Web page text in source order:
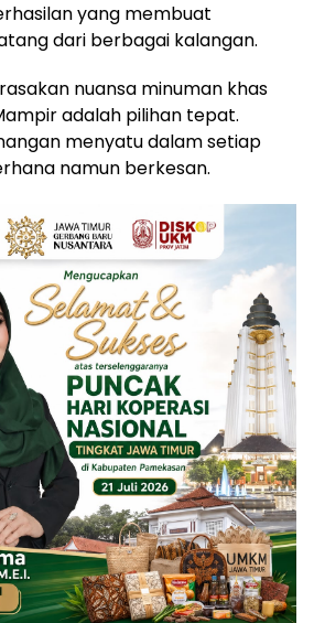
yang membuat
dari berbagai kalangan.
nuansa minuman khas
adalah pilihan tepat.
menyatu dalam setiap
namun berkesan.